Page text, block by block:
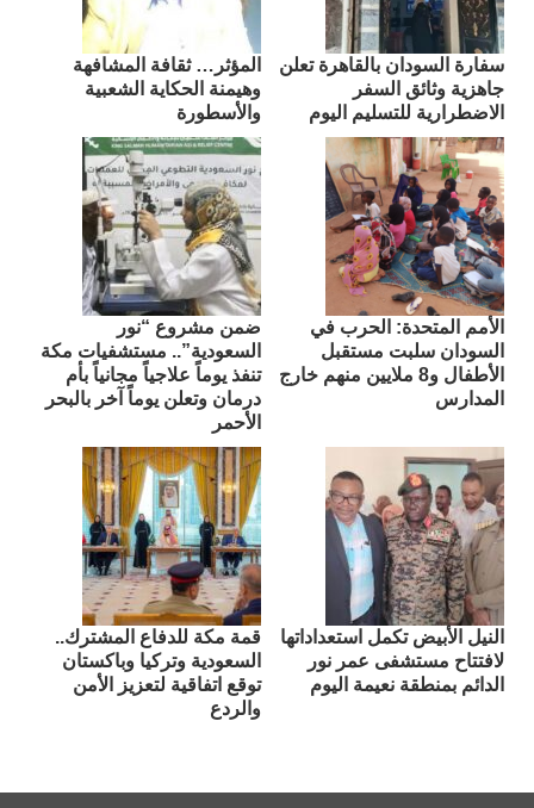
سفارة السودان بالقاهرة تعلن
جاهزية وثائق السفر
الاضطرارية للتسليم اليوم
المؤثر… ثقافة المشافهة
وهيمنة الحكاية الشعبية
والأسطورة
الأمم المتحدة: الحرب في
السودان سلبت مستقبل
الأطفال و8 ملايين منهم خارج
المدارس
ضمن مشروع “نور
السعودية”.. مستشفيات مكة
تنفذ يوماً علاجياً مجانياً بأم
درمان وتعلن يوماً آخر بالبحر
الأحمر
النيل الأبيض تكمل استعداداتها
لافتتاح مستشفى عمر نور
الدائم بمنطقة نعيمة اليوم
قمة مكة للدفاع المشترك..
السعودية وتركيا وباكستان
توقع اتفاقية لتعزيز الأمن
والردع